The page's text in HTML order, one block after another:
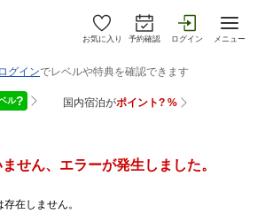
お気に入り 予約確認 ログイン メニュー
せん、エラーが発生しました。
在しません。